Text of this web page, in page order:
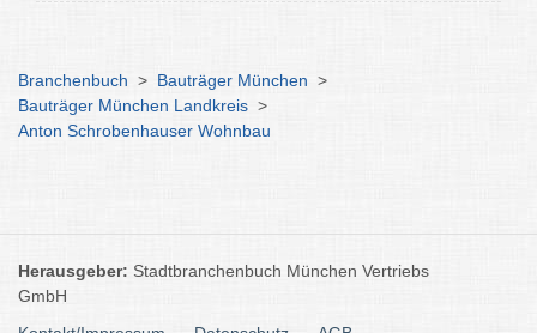
Branchenbuch > Bauträger München >
Bauträger München Landkreis >
Anton Schrobenhauser Wohnbau
Herausgeber: Stadtbranchenbuch München Vertriebs
GmbH